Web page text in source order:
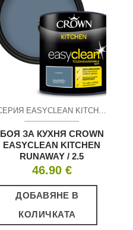
БОЯ ЗА КУХНЯ CROWN
EASYCLEAN KITCHEN
RUNAWAY / 2.5
46.90 €
ДОБАВЯНЕ В
КОЛИЧКАТА